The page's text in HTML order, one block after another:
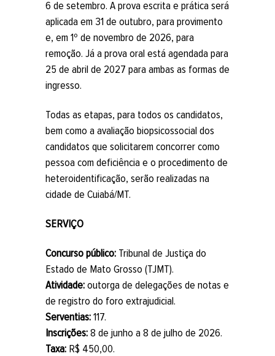
6 de setembro. A prova escrita e prática será
aplicada em 31 de outubro, para provimento
e, em 1º de novembro de 2026, para
remoção. Já a prova oral está agendada para
25 de abril de 2027 para ambas as formas de
ingresso.
Todas as etapas, para todos os candidatos,
bem como a avaliação biopsicossocial dos
candidatos que solicitarem concorrer como
pessoa com deficiência e o procedimento de
heteroidentificação, serão realizadas na
cidade de Cuiabá/MT.
SERVIÇO
Concurso público: Tribunal de Justiça do
Estado de Mato Grosso (TJMT).
Atividade: outorga de delegações de notas e
de registro do foro extrajudicial.
Serventias: 117.
Inscrições: 8 de junho a 8 de julho de 2026.
Taxa: R$ 450,00.